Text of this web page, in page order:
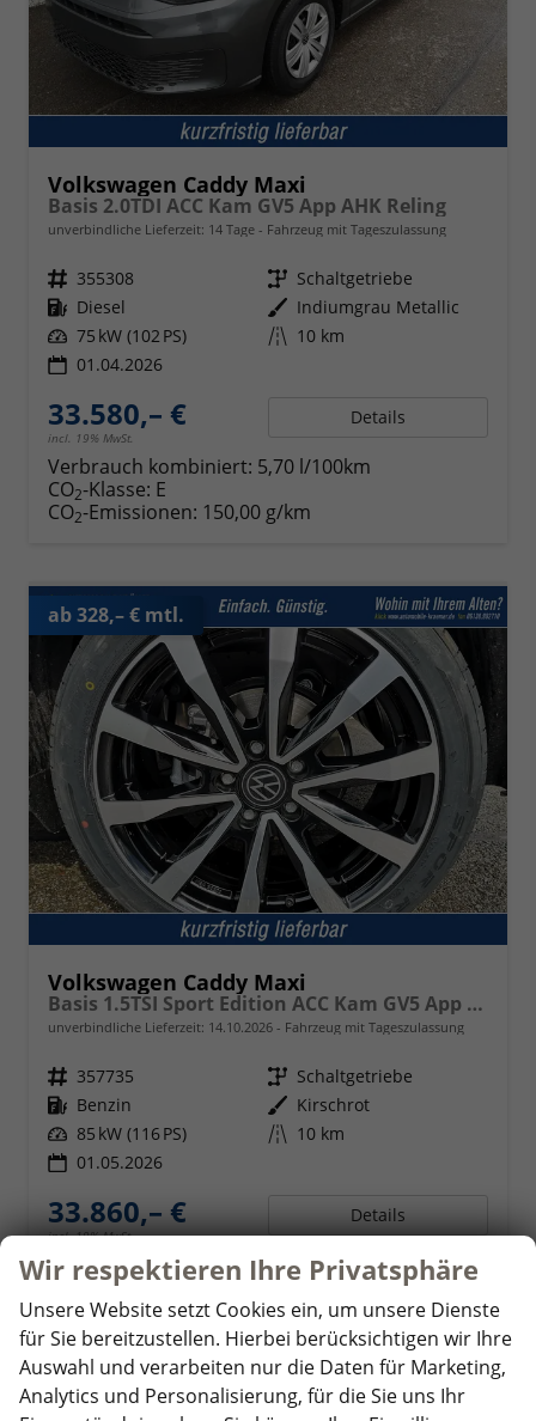
Volkswagen Caddy Maxi
Basis 2.0TDI ACC Kam GV5 App AHK Reling
unverbindliche Lieferzeit: 14 Tage Fahrzeug mit Tageszulassung
Fahrzeugnr. 355308 Getriebe Schaltgetriebe
Kraftstoff Diesel Außenfarbe Indiumgrau Metallic
Leistung 75 kW (102 PS) Kilometerstand 10 km
01.04.2026
33.580,– €
incl. 19% MwSt.
Details
Verbrauch kombiniert: 5,70 l/100km
CO2-Klasse: E
CO2-Emissionen: 150,00 g/km
ab 328,– € mtl.
Volkswagen Caddy Maxi
Basis 1.5TSI Sport Edition ACC Kam GV5 App AHK Reling
unverbindliche Lieferzeit: 14.10.2026 Fahrzeug mit Tageszulassung
Fahrzeugnr. 357735 Getriebe Schaltgetriebe
Kraftstoff Benzin Außenfarbe Kirschrot
Leistung 85 kW (116 PS) Kilometerstand 10 km
01.05.2026
33.860,– €
incl. 19% MwSt.
Details
Verbrauch kombiniert:6,90 l/100km
CO -Klasse:F
CO2-Emissionen:157,00 g/km
ab 328,– € mtl.
Wir respektieren Ihre Privatsphäre
Unsere Website setzt Cookies ein, um unsere Dienste
für Sie bereitzustellen. Hierbei berücksichtigen wir Ihre
Auswahl und verarbeiten nur die Daten für Marketing,
Analytics und Personalisierung, für die Sie uns Ihr